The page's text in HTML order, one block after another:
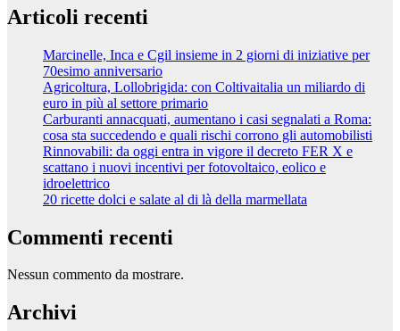
Articoli recenti
Marcinelle, Inca e Cgil insieme in 2 giorni di iniziative per
70esimo anniversario
Agricoltura, Lollobrigida: con Coltivaitalia un miliardo di
euro in più al settore primario
Carburanti annacquati, aumentano i casi segnalati a Roma:
cosa sta succedendo e quali rischi corrono gli automobilisti
Rinnovabili: da oggi entra in vigore il decreto FER X e
scattano i nuovi incentivi per fotovoltaico, eolico e
idroelettrico
20 ricette dolci e salate al di là della marmellata
Commenti recenti
Nessun commento da mostrare.
Archivi